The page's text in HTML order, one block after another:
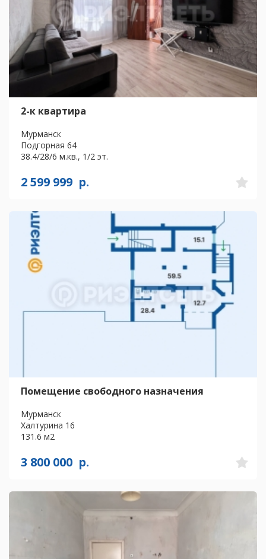
2-к квартира
Мурманск
Подгорная 64
38.4/28/6 м.кв., 1/2 эт.
2 599 999 р.
Помещение свободного назначения
Мурманск
Халтурина 16
131.6 м2
3 800 000 р.